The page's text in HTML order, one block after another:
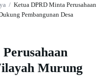
/ Ketua DPRD Minta Perusahaan
Pembangunan Desa
Murung